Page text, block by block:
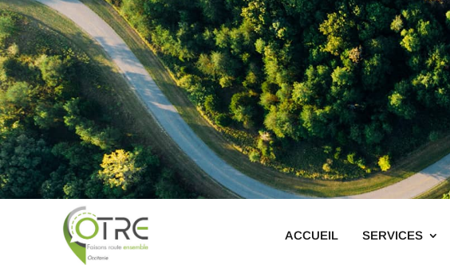
ACCUEIL SERVICES